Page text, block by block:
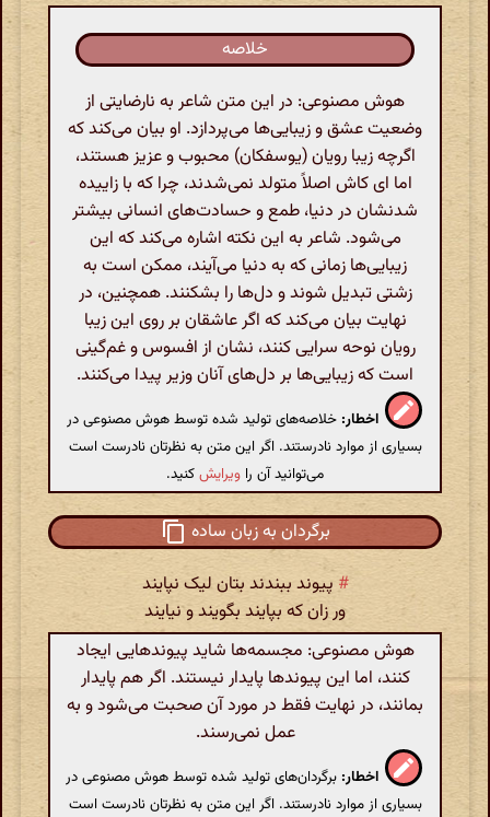
خلاصه
هوش مصنوعی: در این متن شاعر به نارضایتی از
وضعیت عشق و زیبایی‌ها می‌پردازد. او بیان می‌کند که
اگرچه زیبا رویان (یوسفکان) محبوب و عزیز هستند،
اما ای کاش اصلاً متولد نمی‌شدند، چرا که با زاییده
شدنشان در دنیا، طمع و حسادت‌های انسانی بیشتر
می‌شود. شاعر به این نکته اشاره می‌کند که این
زیبایی‌ها زمانی که به دنیا می‌آیند، ممکن است به
زشتی تبدیل شوند و دل‌ها را بشکنند. همچنین، در
نهایت بیان می‌کند که اگر عاشقان بر روی این زیبا
رویان نوحه سرایی کنند، نشان از افسوس و غم‌گینی
است که زیبایی‌ها بر دل‌های آنان وزیر پیدا می‌کنند.
اخطار: خلاصه‌های تولید شده توسط هوش مصنوعی در
بسیاری از موارد نادرستند. اگر این متن به نظرتان نادرست است
می‌توانید آن را ویرایشکنید.
برگردان به زبان ساده
# پیوند ببندند بتان لیک نپایند
ور زان که بپایند بگویند و نیایند
هوش مصنوعی: مجسمه‌ها شاید پیوندهایی ایجاد
کنند، اما این پیوندها پایدار نیستند. اگر هم پایدار
بمانند، در نهایت فقط در مورد آن صحبت می‌شود و به
عمل نمی‌رسند.
اخطار: برگردان‌های تولید شده توسط هوش مصنوعی در
بسیاری از موارد نادرستند. اگر این متن به نظرتان نادرست است